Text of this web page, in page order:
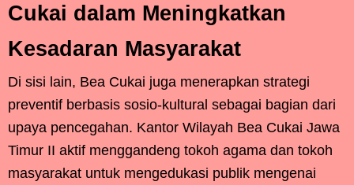
Cukai dalam Meningkatkan
Kesadaran Masyarakat
Di sisi lain, Bea Cukai juga menerapkan strategi
preventif berbasis sosio-kultural sebagai bagian dari
upaya pencegahan. Kantor Wilayah Bea Cukai Jawa
Timur II aktif menggandeng tokoh agama dan tokoh
masyarakat untuk mengedukasi publik mengenai